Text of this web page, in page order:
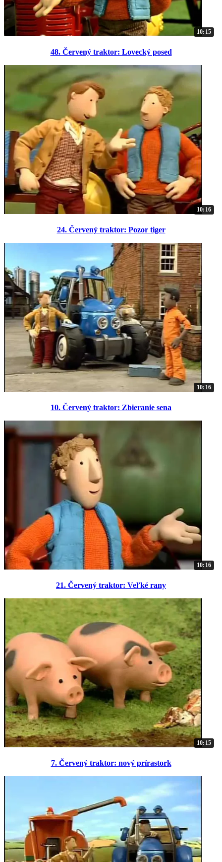
10:15
48. Červený traktor: Lovecký posed
10:16
24. Červený traktor: Pozor tiger
10:16
10. Červený traktor: Zbieranie sena
10:16
21. Červený traktor: Veľké rany
10:15
7. Červený traktor: nový prírastork